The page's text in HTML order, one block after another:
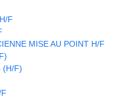
F
MISE AU POINT H/F
(H/F)